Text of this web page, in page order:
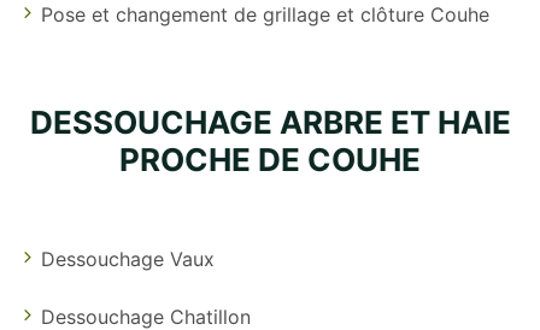
Pose et changement de grillage et clôture Couhe
DESSOUCHAGE ARBRE ET HAIE
PROCHE DE COUHE
Dessouchage Vaux
Dessouchage Chatillon